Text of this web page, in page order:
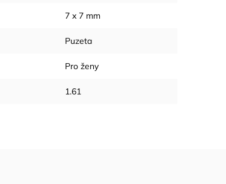
7 x 7 mm
Puzeta
Pro ženy
1.61